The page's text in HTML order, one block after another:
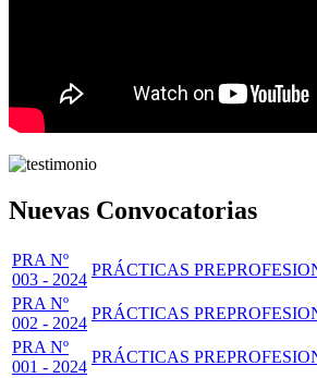
Nuevas Convocatorias
PRA Nº
003 - 2024
PRÁCTICAS
PRA Nº
002 - 2024
PRÁCTICAS
PRA Nº
001 - 2024
PRÁCTICAS